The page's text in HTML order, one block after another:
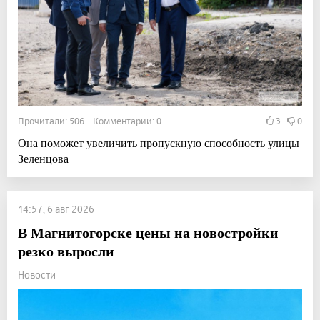
Прочитали: 506 Комментарии: 0 3 0
Она поможет увеличить пропускную способность улицы
Зеленцова
14:57, 6 авг 2026
В Магнитогорске цены на новостройки
резко выросли
Новости